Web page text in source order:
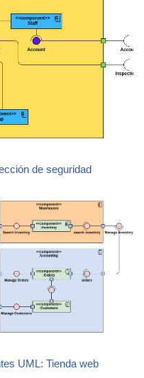
de seguridad
UML: Tienda web